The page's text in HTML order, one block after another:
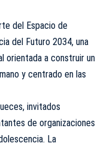
del Espacio de
del Futuro 2034, una
orientada a construir un
y centrado en las
invitados
de organizaciones
La